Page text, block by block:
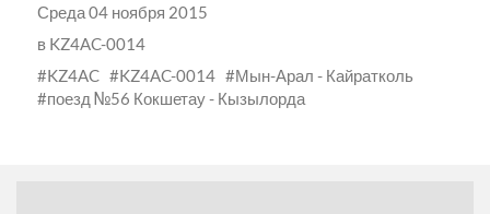
Среда 04 ноября 2015
в KZ4AC-0014
KZ4AC
KZ4AC-0014
Мын-Арал - Кайратколь
поезд №56 Кокшетау - Кызылорда